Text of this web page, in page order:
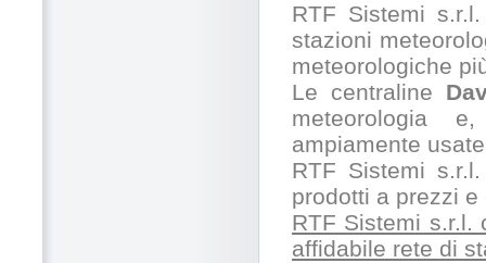
RTF Sistemi
stazioni
meteorologiche
Le centraline
meteorologia
ampiamente
RTF Sistemi
prodotti a prezzi
RTF Sistemi s.r.l.
affidabile rete di